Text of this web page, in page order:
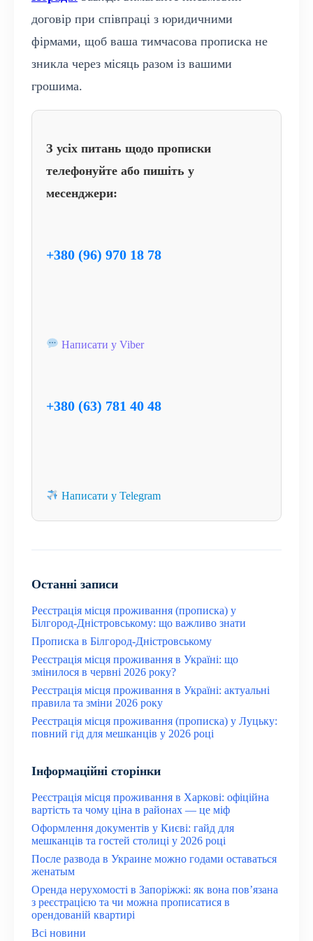
договір при співпраці з юридичними
фірмами, щоб ваша тимчасова прописка не
зникла через місяць разом із вашими
грошима.
З усіх питань щодо прописки
телефонуйте або пишіть у
месенджери:
+380 (96) 970 18 78
Написати у Viber
+380 (63) 781 40 48
Написати у Telegram
Останні записи
Реєстрація місця проживання (прописка) у
Білгород-Дністровському: що важливо знати
Прописка в Білгород-Дністровському
Реєстрація місця проживання в Україні: що
змінилося в червні 2026 року?
Реєстрація місця проживання в Україні: актуальні
правила та зміни 2026 року
Реєстрація місця проживання (прописка) у Луцьку:
повний гід для мешканців у 2026 році
Інформаційні сторінки
Реєстрація місця проживання в Харкові: офіційна
вартість та чому ціна в районах — це міф
Оформлення документів у Києві: гайд для
мешканців та гостей столиці у 2026 році
После развода в Украине можно годами оставаться
женатым
Оренда нерухомості в Запоріжжі: як вона пов’язана
з реєстрацією та чи можна прописатися в
орендованій квартирі
Всі новини